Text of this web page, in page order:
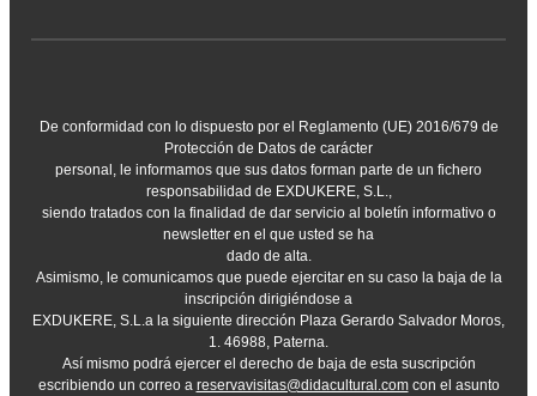
De conformidad con lo dispuesto por el Reglamento (UE) 2016/679 de
Protección de Datos de carácter
personal, le informamos que sus datos forman parte de un fichero
responsabilidad de EXDUKERE, S.L.,
siendo tratados con la finalidad de dar servicio al boletín informativo o
newsletter en el que usted se ha
dado de alta.
Asimismo, le comunicamos que puede ejercitar en su caso la baja de la
inscripción dirigiéndose a
EXDUKERE, S.L.a la siguiente dirección Plaza Gerardo Salvador Moros,
1. 46988, Paterna.
Así mismo podrá ejercer el derecho de baja de esta suscripción
escribiendo un correo a reservavisitas@didacultural.comcon el asunto